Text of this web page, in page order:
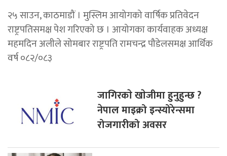
२५ साउन, काठमाडौं । मुस्लिम आयोगको वार्षिक प्रतिवेदन
राष्ट्रपतिसमक्ष पेश गरिएको छ । आयोगका कार्यवाहक अध्यक्ष
महमदिन अलीले सोमबार राष्ट्रपति रामचन्द्र पौडेलसमक्ष आर्थिक
वर्ष ०८२/०८३
जागिरकाे खाेजीमा हुनुहुन्छ ?
नेपाल माइक्रो इन्स्योरेन्समा
रोजगारीको अवसर